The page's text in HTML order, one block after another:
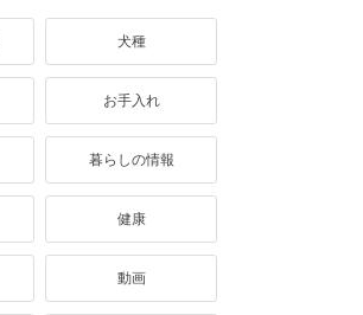
犬種
お手入れ
暮らしの情報
健康
動画